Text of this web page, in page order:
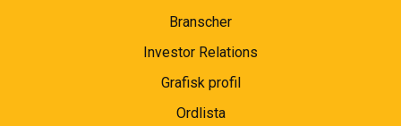
Branscher
Investor Relations
Grafisk profil
Ordlista